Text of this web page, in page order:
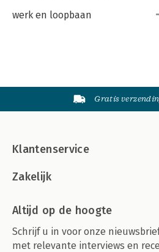
werk en loopbaan
Gratis
Klantenservice
Zakelijk
Altijd op de hoogte
Schrijf u in voor onze
met relevante interviews en